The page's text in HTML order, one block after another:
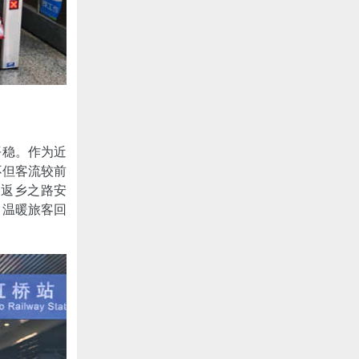
。作为近
客流较前
乡之路安
暖旅客回